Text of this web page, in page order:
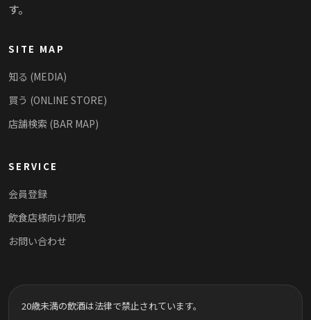
す。
SITE MAP
知る (MEDIA)
買う (ONLINE STORE)
店舗検索 (BAR MAP)
SERVICE
会員登録
飲食店様向け卸売
お問い合わせ
20歳未満の飲酒は法律で禁止されています。